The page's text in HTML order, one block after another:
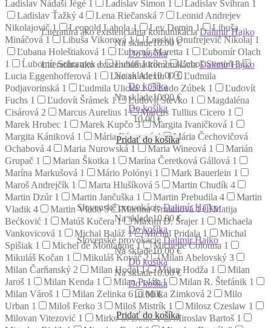
Ladislav Nádaši Jégé 1 Ladislav Šimon 1 Ladislav Švihran 1
Ladislav Ťažký 4 Lena Riečanská 7
Leonid Andrejev
Nikolajovič1 Leopold Lahola1 Lev Demin 1
Libuša
Mináčová 1 Libuša Vikorová1 Losskij Onufrejevič Nikolaj1
Ľubana Holeštiaková 1 Ľubomír Maretta 1
Ľubomír Olach
1
Ĺubomír Schramek1 Ľuboš Jurík2 Ľuboš Svetoň3
Lucia Eggenhofferová 1 Lucian Alexiu1
Ľudmila
Podjavorinská 1 Ľudmila Ulická1 Ľudo Zúbek 1
Ľudovít
Fuchs 1 Ľudovít Šrámek 1 Ľudovít Števko 1
Magdaléna
Cisárová 2 Marcus Aurelius 1 Marcus Tullius Cicero 1
Marek Hrubec 1 Marek Kupčo3 Margita Ivaničková 1
Margita Kániková 1 Mária Bátorová4
Mária Čechovičová
Ochabová 4 Maria Nurowská 1 Maria Wineová 1
Marián
Grupač 1 Marian Škotka 1 Marína Čeretková Gállová 1
Marína Markušová 1 Mário Polónyi 1 Mark Bauerlein 1
Maroš Andrejčík 1 Marta Hlušíková 5 Martin Chudík 4
Martin Dzúr 1 Martin Jančuška 1 Martin Prebudila 4
Martin
Vladik 4 Martin Vlado5 Martina Grmanová1
Matija
Bećković 1 Matúš Kučera1 Maxim D. Šrajer 1
Michaela
Vankovicová 1 Michal Baláž 1 Michal Pridala 1
Michal
Spišiak 1 Michel de Montaigne1 Michelle Colonna 1
Mikuláš Kočan 1 Mikuláš Kováč2 Milan Abelovský 3
Milan Čarňanský 2 Milan Hodál1 Milan Hodža 1
Milan
Jaroš 1 Milan Kenda 1 Milan Polák1 Milan R. Štefánik 1
Milan Vároš 1 Milan Zelinka 6 Milka Zimková 2
Milo
Urban 1 Miloš Ferko 3 Miloš Mistrík 1 Milosz Czeslaw 1
Milovan Vitezović 1 Mirko S. Božić1 Miroslav Bartoš 1
Literatúra ako existenciálna komunikácia Dalimír Hajko
Na sklade10.00 €
Do košíka
Literatúra ako existenciálna komunikácia Dalimír Hajko
Na sklade10.00 €
Do košíka
Na sklade10.00 €
Do košíka
10.00€
Pridať do košíka
Slovenské provokácie Dalimír Hajko
Na sklade10.00 €
Do košíka
Slovenské provokácie Dalimír Hajko
Na sklade10.00 €
Do košíka
Na sklade10.00 €
Do košíka
10.00€
Pridať do košíka